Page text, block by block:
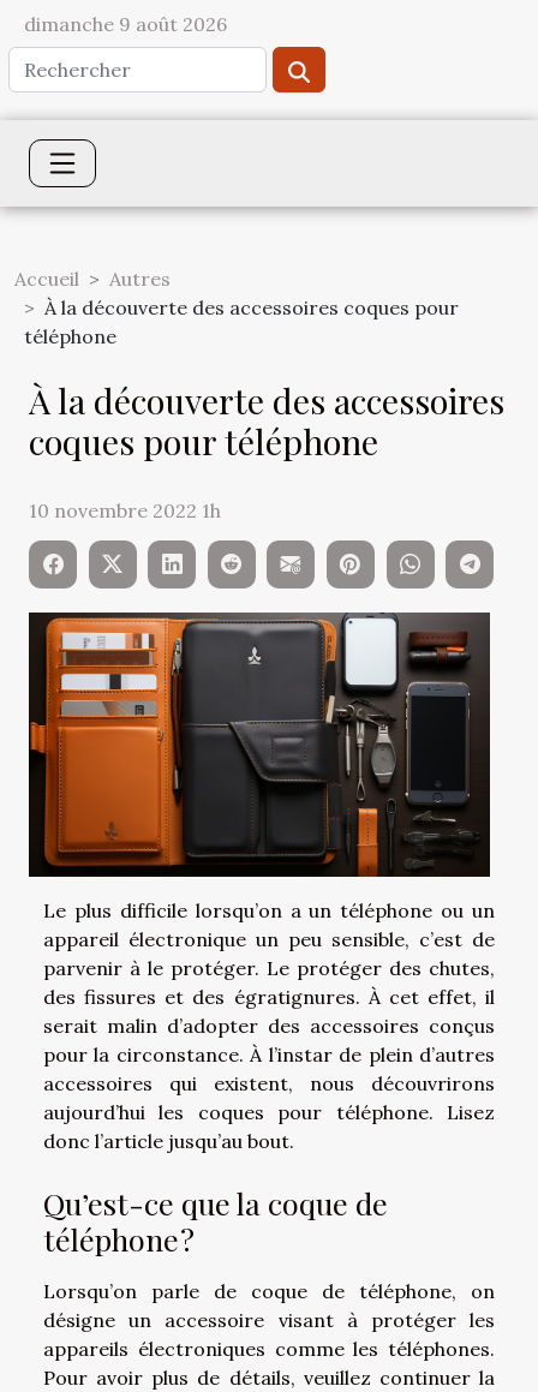
dimanche 9 août 2026
Accueil
Autres
À la découverte des accessoires coques pour
téléphone
À la découverte des accessoires
coques pour téléphone
10 novembre 2022 1h
Le plus difficile lorsqu’on a un téléphone ou un
appareil électronique un peu sensible, c’est de
parvenir à le protéger. Le protéger des chutes,
des fissures et des égratignures. À cet effet, il
serait malin d’adopter des accessoires conçus
pour la circonstance. À l’instar de plein d’autres
accessoires qui existent, nous découvrirons
aujourd’hui les coques pour téléphone. Lisez
donc l’article jusqu’au bout.
Qu’est-ce que la coque de
téléphone ?
Lorsqu’on parle de coque de téléphone, on
désigne un accessoire visant à protéger les
appareils électroniques comme les téléphones.
Pour avoir plus de détails, veuillez continuer la